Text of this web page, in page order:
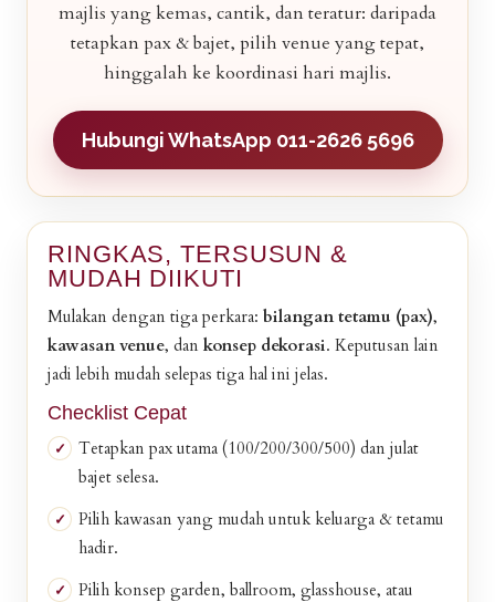
majlis yang kemas, cantik, dan teratur: daripada
tetapkan pax & bajet, pilih venue yang tepat,
hinggalah ke koordinasi hari majlis.
Hubungi WhatsApp 011-2626 5696
RINGKAS, TERSUSUN &
MUDAH DIIKUTI
Mulakan dengan tiga perkara: bilangan tetamu (pax),
kawasan venue, dan konsep dekorasi. Keputusan lain
jadi lebih mudah selepas tiga hal ini jelas.
Checklist Cepat
Tetapkan pax utama (100/200/300/500) dan julat
bajet selesa.
Pilih kawasan yang mudah untuk keluarga & tetamu
hadir.
Pilih konsep garden, ballroom, glasshouse, atau